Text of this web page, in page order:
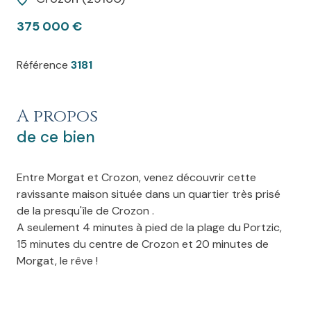
375 000 €
Référence 3181
A propos
de ce bien
Entre Morgat et Crozon, venez découvrir cette
ravissante maison située dans un quartier très prisé
de la presqu'île de Crozon .
A seulement 4 minutes à pied de la plage du Portzic,
15 minutes du centre de Crozon et 20 minutes de
Morgat, le rêve !